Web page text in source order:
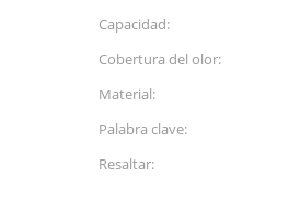
Capacidad:
Cobertura del olor:
Material:
Palabra clave:
Resaltar: